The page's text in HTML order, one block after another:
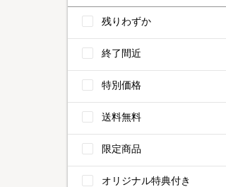
残りわずか
終了間近
特別価格
送料無料
限定商品
オリジナル特典付き